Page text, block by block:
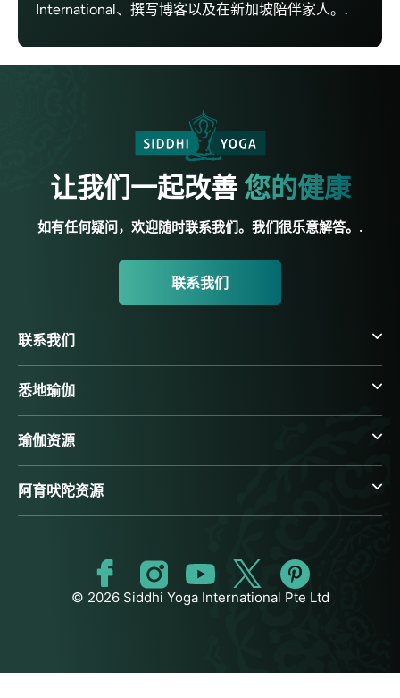
International、撰写博客以及在新加坡陪伴家人。.
让我们一起改善 您的健康
如有任何疑问，欢迎随时联系我们。我们很乐意解答。.
联系我们
联系我们
悉地瑜伽
瑜伽资源
阿育吠陀资源
© 2026 Siddhi Yoga International Pte Ltd